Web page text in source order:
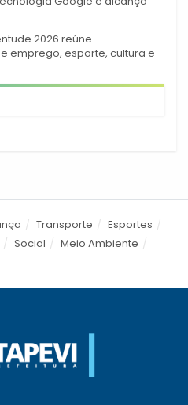
2026 reúne
emprego, esporte, cultura e
Transporte
Esportes
Social
Meio Ambiente